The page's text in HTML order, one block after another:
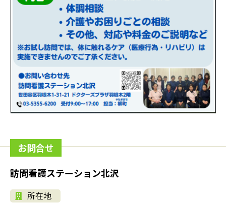
お問合せ
訪問看護ステーション北沢
所在地